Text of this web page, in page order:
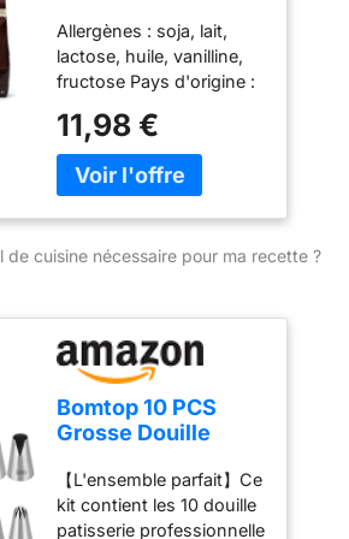
synonyme de qualité et
de tradition depuis 1840.
soja <1% ; arôme naturel
de vanille <1% Allergène:
Lait, soja, cacao, vanilline
grammes
Allergènes : soja, lait,
lactose, huile, vanilline,
fructose Pays d'origine :
pâte de cacao, sucre,
cacao dégraissé en
poudre, émulsifiant :
contenir : lait Stockez le
max. 70 %) et sans
odeur. Température de
stockage : 12 – 20 °C
11,98 €
de cuisine nécessaire pour ma recette ?
Bomtop 10 PCS
Grosse Douille
Patisserie
Professionnelle
Embout Poche a
【L'ensemble parfait】Ce
kit contient les 10 douille
patisserie professionnelle